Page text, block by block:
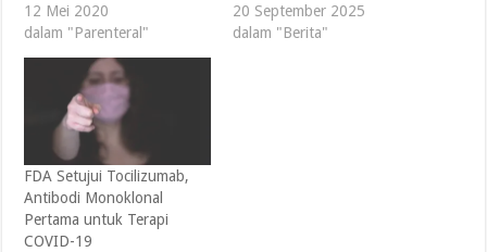
12 Mei 2020
dalam "Parenteral"
20 September 2025
dalam "Berita"
FDA Setujui Tocilizumab,
Antibodi Monoklonal
Pertama untuk Terapi
COVID-19